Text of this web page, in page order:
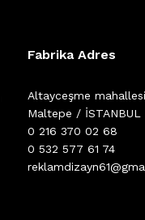
Fabrika Adres
Altayceşme
Maltepe / İSTANBUL
0 216 370 02 68
0 532 577 61 74